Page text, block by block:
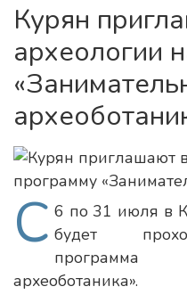
Курян
археологии
С 6 по 31 июля в
будет
археоботаника».